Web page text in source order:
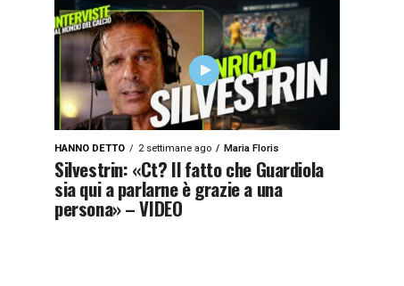
HANNO DETTO 2 settimane ago Maria Floris
Silvestrin: «Ct? Il fatto che Guardiola
sia qui a parlarne è grazie a una
persona» – VIDEO